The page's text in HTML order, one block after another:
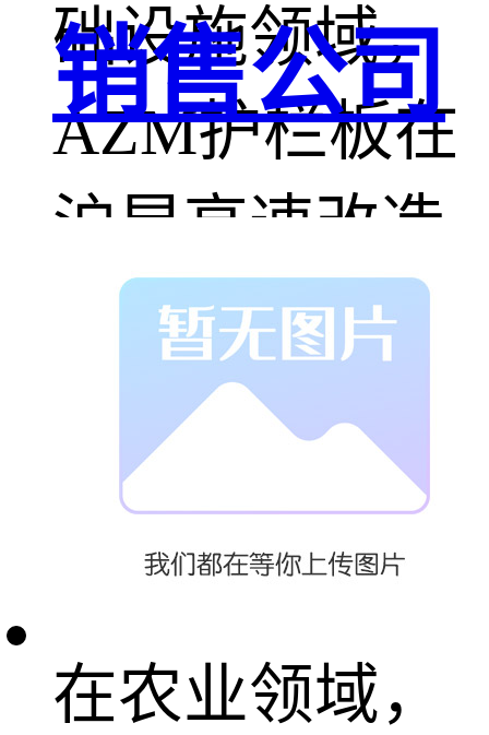
础设施领域，
AZM护栏板在
沪昆高速改造
项目中替代传
统镀锌护栏，
使用寿命从8年
延长至25年；
在农业领域，
销售公司